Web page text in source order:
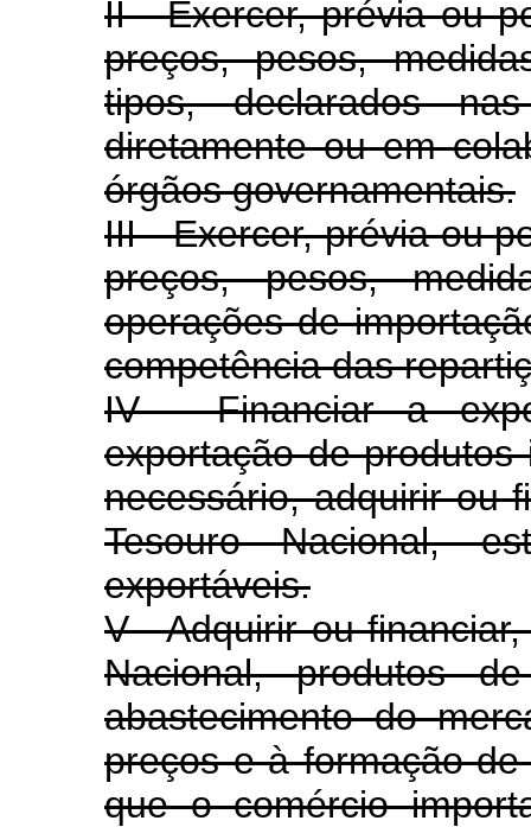
II - Exercer, prévia ou
preços, pesos,
tipos, declarados
diretamente ou em
órgãos governamentais.
III - Exercer, prévia ou
preços, pesos,
operações de
competência das
IV - Financiar a
exportação de
necessário, adquirir ou
Tesouro Nacional,
exportáveis.
V - Adquirir ou
Nacional, produtos
abastecimento do
preços e à formação
que o comércio